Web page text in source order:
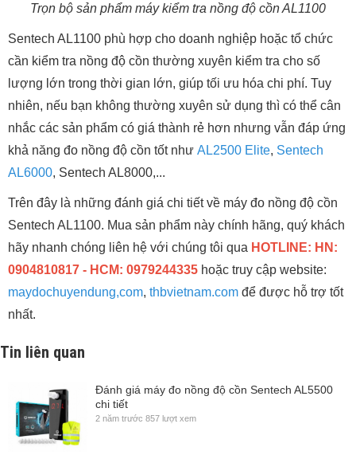
Trọn bộ sản phẩm máy kiểm tra nồng độ cồn AL1100
Sentech AL1100 phù hợp cho doanh nghiệp hoặc tổ chức
cần kiểm tra nồng độ cồn thường xuyên kiểm tra cho số
lượng lớn trong thời gian lớn, giúp tối ưu hóa chi phí. Tuy
nhiên, nếu bạn không thường xuyên sử dụng thì có thể cân
nhắc các sản phẩm có giá thành rẻ hơn nhưng vẫn đáp ứng
khả năng đo nồng độ cồn tốt như AL2500 Elite, Sentech
AL6000, Sentech AL8000,...
Trên đây là những đánh giá chi tiết về máy đo nồng độ cồn
Sentech AL1100. Mua sản phẩm này chính hãng, quý khách
hãy nhanh chóng liên hệ với chúng tôi qua HOTLINE: HN:
0904810817 - HCM: 0979244335 hoặc truy cập website:
maydochuyendung,com, thbvietnam.com để được hỗ trợ tốt
nhất.
Tin liên quan
Đánh giá máy đo nồng độ cồn Sentech AL5500
chi tiết
2 năm trước 857 lượt xem